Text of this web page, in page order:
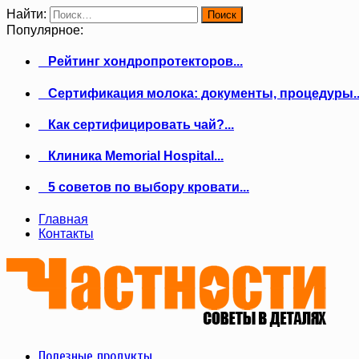
Найти:
Популярное:
Рейтинг хондропротекторов...
Сертификация молока: документы,
Как сертифицировать чай?...
Клиника Memorial Hospital...
5 советов по выбору кровати...
Главная
Контакты